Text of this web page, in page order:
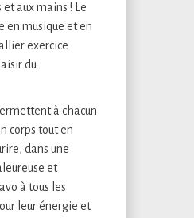
aux mains ! Le
en musique et en
exercice
du
à chacun
corps tout en
dans une
et
à tous les
leur énergie et